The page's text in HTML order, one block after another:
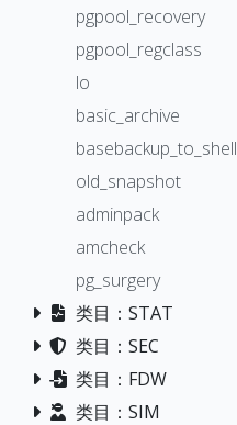
pgpool_recovery
pgpool_regclass
lo
basic_archive
basebackup_to_shell
old_snapshot
adminpack
amcheck
pg_surgery
类目：STAT
类目：SEC
类目：FDW
类目：SIM